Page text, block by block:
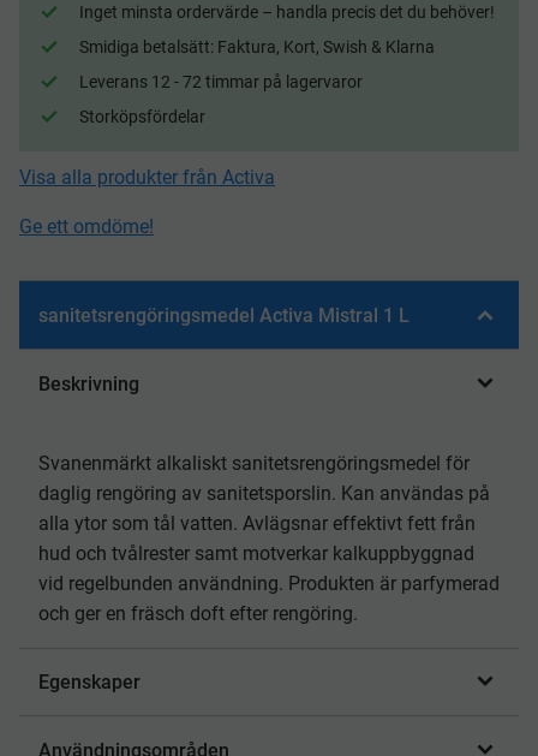
Inget minsta ordervärde – handla precis det du behöver!
Smidiga betalsätt: Faktura, Kort, Swish & Klarna
Leverans 12 - 72 timmar på lagervaror
Storköpsfördelar
Visa alla produkter från Activa
Ge ett omdöme!
sanitetsrengöringsmedel Activa Mistral 1 L
Beskrivning
Svanenmärkt alkaliskt sanitetsrengöringsmedel för
daglig rengöring av sanitetsporslin. Kan användas på
alla ytor som tål vatten. Avlägsnar effektivt fett från
hud och tvålrester samt motverkar kalkuppbyggnad
vid regelbunden användning. Produkten är parfymerad
och ger en fräsch doft efter rengöring.
Egenskaper
Användningsområden